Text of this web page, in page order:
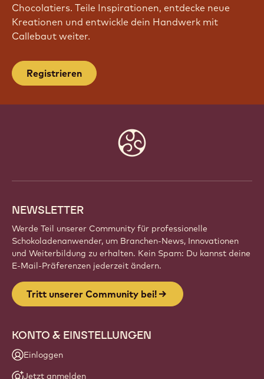
Chocolatiers. Teile Inspirationen, entdecke neue
Kreationen und entwickle dein Handwerk mit
Callebaut weiter.
Registrieren
NEWSLETTER
Werde Teil unserer Community für professionelle
Schokoladenanwender, um Branchen-News, Innovationen
und Weiterbildung zu erhalten. Kein Spam: Du kannst deine
E-Mail-Präferenzen jederzeit ändern.
Tritt unserer Community bei!
KONTO & EINSTELLUNGEN
Einloggen
Jetzt anmelden